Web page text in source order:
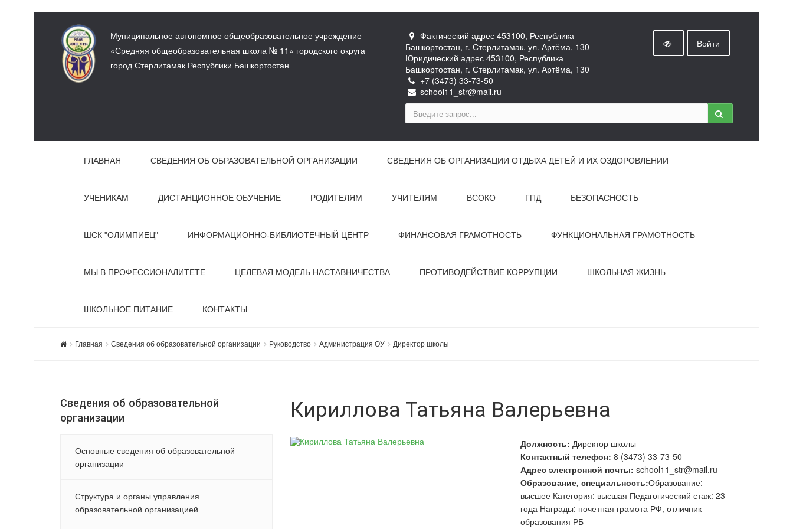
Муниципальное автономное общеобразовательное учреждение
«Средняя общеобразовательная школа № 11» городского округа
город Стерлитамак Республики Башкортостан
Фактический адрес 453100, Республика
Башкортостан, г. Стерлитамак, ул. Артёма, 130
Юридический адрес 453100, Республика
Башкортостан, г. Стерлитамак, ул. Артёма, 130
+7 (3473) 33-73-50
school11_str@mail.ru
Войти
ГЛАВНАЯ СВЕДЕНИЯ ОБ ОБРАЗОВАТЕЛЬНОЙ ОРГАНИЗАЦИИ СВЕДЕНИЯ ОБ ОРГАНИЗАЦИИ ОТДЫХА ДЕТЕЙ И ИХ ОЗДОРОВЛЕНИИ
УЧЕНИКАМ ДИСТАНЦИОННОЕ ОБУЧЕНИЕ РОДИТЕЛЯМ УЧИТЕЛЯМ ВСОКО ГПД БЕЗОПАСНОСТЬ
ШСК "ОЛИМПИЕЦ" ИНФОРМАЦИОННО-БИБЛИОТЕЧНЫЙ ЦЕНТР ФИНАНСОВАЯ ГРАМОТНОСТЬ ФУНКЦИОНАЛЬНАЯ ГРАМОТНОСТЬ
МЫ В ПРОФЕССИОНАЛИТЕТЕ ЦЕЛЕВАЯ МОДЕЛЬ НАСТАВНИЧЕСТВА ПРОТИВОДЕЙСТВИЕ КОРРУПЦИИ ШКОЛЬНАЯ ЖИЗНЬ
ШКОЛЬНОЕ ПИТАНИЕ КОНТАКТЫ
Главная Сведения об образовательной организации Руководство Администрация ОУ Директор школы
Сведения об образовательной
организации
Основные сведения об образовательной
организации
Структура и органы управления
образовательной организацией
Кириллова Татьяна Валерьевна
Должность: Директор школы
Контактный телефон: 8 (3473) 33-73-50
Адрес электронной почты: school11_str@mail.ru
Образование, специальность:Образование:
высшее Категория: высшая Педагогический стаж: 23
года Награды: почетная грамота РФ, отличник
образования РБ